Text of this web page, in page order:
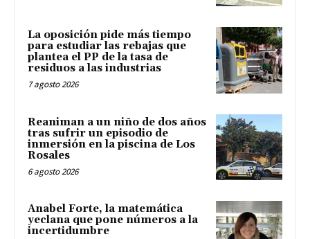
La oposición pide más tiempo
para estudiar las rebajas que
plantea el PP de la tasa de
residuos a las industrias
7 agosto 2026
Reaniman a un niño de dos años
tras sufrir un episodio de
inmersión en la piscina de Los
Rosales
6 agosto 2026
Anabel Forte, la matemática
yeclana que pone números a la
incertidumbre